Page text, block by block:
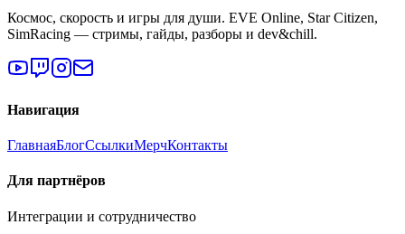
Космос, скорость и игры для души. EVE Online, Star Citizen,
SimRacing — стримы, гайды, разборы и dev&chill.
Навигация
ГлавнаяБлогСсылкиМерчКонтакты
Для партнёров
Интеграции и сотрудничество